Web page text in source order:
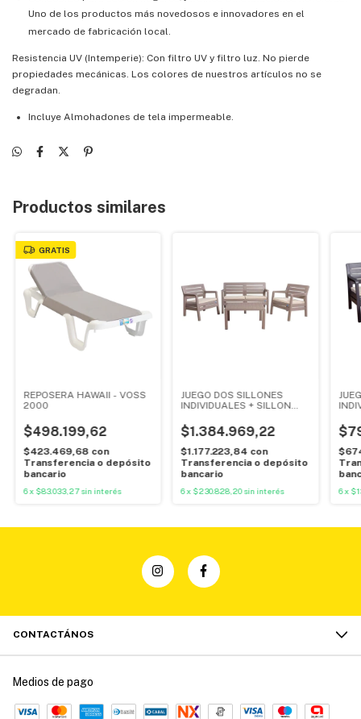
Uno de los productos más novedosos e innovadores en el
mercado de fabricación local.
Resistencia UV (Intemperie): Con filtro UV y filtro luz. No pierde
propiedades mecánicas. Los colores de nuestros artículos no se
degradan.
Incluye Almohadones de tela impermeable.
Productos similares
GRATIS
REPOSERA HAWAII - VOSS
2000
$498.199,62
$423.469,68 con
Transferencia o depósito
bancario
6x $83.033,27 sin interés
JUEGO DOS SILLONES
INDIVIDUALES + SILLON
- VOSS 2000
$1.384.969,22
$1.177.223,84 con
Transferencia o depósito
bancario
6x $230.828,20 sin interés 6x
CONTACTÁNOS
Medios de pago